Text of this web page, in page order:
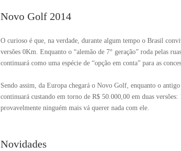
Novo Golf 2014
O curioso é que, na verdade, durante algum tempo o Brasil
versões 0Km. Enquanto o “alemão de 7° geração” roda pelas
continuará como uma espécie de “opção em conta” para as
Sendo assim, da Europa chegará o Novo Golf, enquanto o
continuará custando em torno de R$ 50.000,00 em duas
provavelmente ninguém mais vá querer nada com ele.
Novidades